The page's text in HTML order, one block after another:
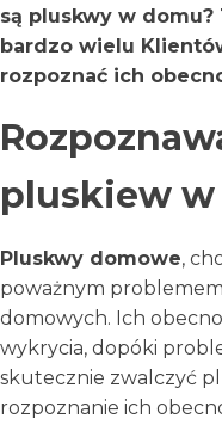
są pluskwy w
bardzo wielu
rozpoznać ich
pluskiew
Pluskwy domowe,
poważnym
domowych. Ich
wykrycia, dopóki
skutecznie zwalczyć
rozpoznanie ich